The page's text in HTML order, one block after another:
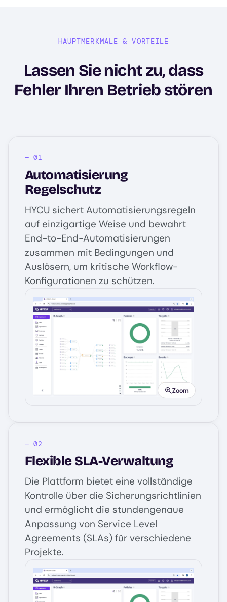
HAUPTMERKMALE & VORTEILE
Lassen Sie nicht zu, dass
Fehler Ihren Betrieb stören
Automatisierung
Regelschutz
HYCU sichert Automatisierungsregeln
auf einzigartige Weise und bewahrt
End-to-End-Automatisierungen
zusammen mit Bedingungen und
Auslösern, um kritische Workflow-
Konfigurationen zu schützen.
Image
Zoom
Flexible SLA-Verwaltung
Die Plattform bietet eine vollständige
Kontrolle über die Sicherungsrichtlinien
und ermöglicht die stundengenaue
Anpassung von Service Level
Agreements (SLAs) für verschiedene
Projekte.